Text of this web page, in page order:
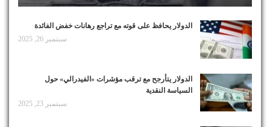
الدولار يحافظ على قوته مع تراجع رهانات خفض الفائدة
سبتمبر 26, 2025
الدولار يتأرجح مع ترقب مؤشرات «الفيدرالي» حول
السياسة النقدية
سبتمبر 23, 2025